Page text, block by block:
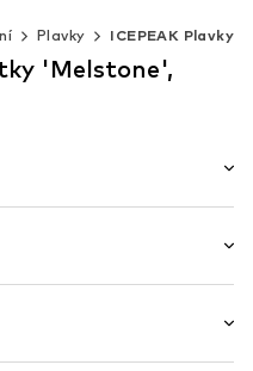
Plavky ICEPEAK Plavky
'Melstone',
- PES